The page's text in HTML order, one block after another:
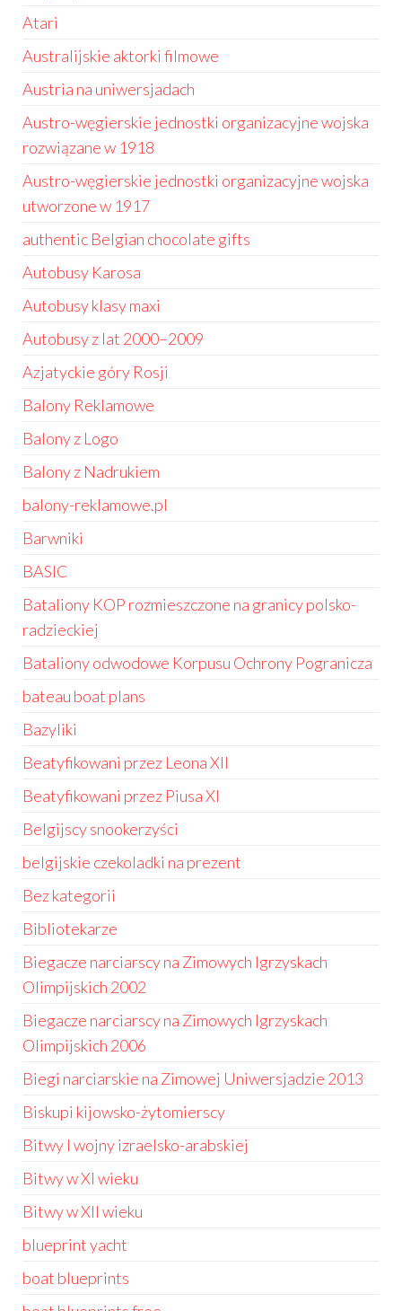
Atari
Australijskie aktorki filmowe
Austria na uniwersjadach
Austro-węgierskie jednostki organizacyjne wojska
rozwiązane w 1918
Austro-węgierskie jednostki organizacyjne wojska
utworzone w 1917
authentic Belgian chocolate gifts
Autobusy Karosa
Autobusy klasy maxi
Autobusy z lat 2000–2009
Azjatyckie góry Rosji
Balony Reklamowe
Balony z Logo
Balony z Nadrukiem
balony-reklamowe.pl
Barwniki
BASIC
Bataliony KOP rozmieszczone na granicy polsko-
radzieckiej
Bataliony odwodowe Korpusu Ochrony Pogranicza
bateau boat plans
Bazyliki
Beatyfikowani przez Leona XII
Beatyfikowani przez Piusa XI
Belgijscy snookerzyści
belgijskie czekoladki na prezent
Bez kategorii
Bibliotekarze
Biegacze narciarscy na Zimowych Igrzyskach
Olimpijskich 2002
Biegacze narciarscy na Zimowych Igrzyskach
Olimpijskich 2006
Biegi narciarskie na Zimowej Uniwersjadzie 2013
Biskupi kijowsko-żytomierscy
Bitwy I wojny izraelsko-arabskiej
Bitwy w XI wieku
Bitwy w XII wieku
blueprint yacht
boat blueprints